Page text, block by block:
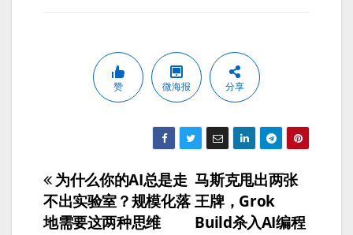
赞 微海报 分享
文
章
马斯克甩出两张
王牌，Grok
Build杀入AI编程
为什么你的AI总是走
不出实验室？规模化落
地需要这两种思维